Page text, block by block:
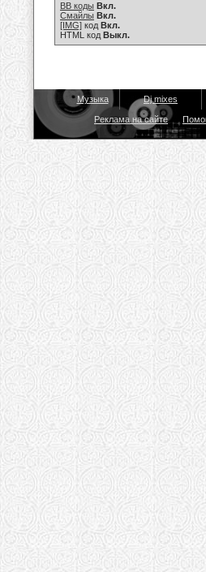
BB коды Вкл.
Смайлы Вкл.
[IMG] код Вкл.
HTML код Выкл.
Музыка Dj mixes
Реклама на сайте